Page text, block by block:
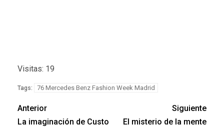
Visitas: 19
Tags: 76 Mercedes Benz Fashion Week Madrid
Anterior
La imaginación de Custo
Siguiente
El misterio de la mente